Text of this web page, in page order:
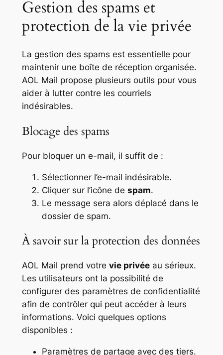
Gestion des spams et
protection de la vie privée
La gestion des spams est essentielle pour
maintenir une boîte de réception organisée.
AOL Mail propose plusieurs outils pour vous
aider à lutter contre les courriels
indésirables.
Blocage des spams
Pour bloquer un e-mail, il suffit de :
Sélectionner l’e-mail indésirable.
Cliquer sur l’icône de spam.
Le message sera alors déplacé dans le
dossier de spam.
À savoir sur la protection des données
AOL Mail prend votre vie privéeau sérieux.
Les utilisateurs ont la possibilité de
configurer des paramètres de confidentialité
afin de contrôler qui peut accéder à leurs
informations. Voici quelques options
disponibles :
Paramètres de partage avec des tiers.